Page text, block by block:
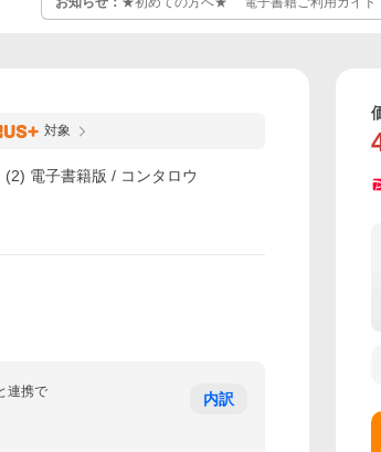
対象
電子書籍版 / コンタロウ
連携で 内訳